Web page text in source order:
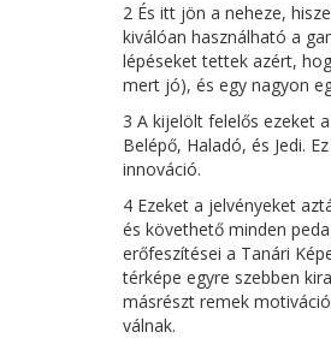
2 És itt jön a neheze,
kiválóan használható a
lépéseket tettek azért,
mert jó), és egy nagyon
3 A kijelölt felelős ezeket
Belépő, Haladó, és Jedi.
innováció.
4 Ezeket a jelvényeket
és követhető minden
erőfeszítései a Tanári
térképe egyre szebben
másrészt remek
válnak.